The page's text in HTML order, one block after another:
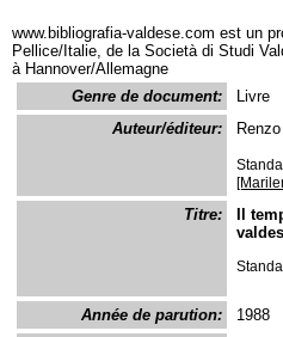
www.bibliografia-valdese.com est un
Pellice/Italie, de la Società di Studi
à Hannover/Allemagne
Genre de document:
Livre
Auteur/éditeur:
Titre:
Il
Année de parution:
1988